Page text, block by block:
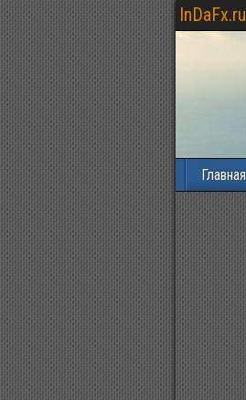
InDaFx.ru
Главная